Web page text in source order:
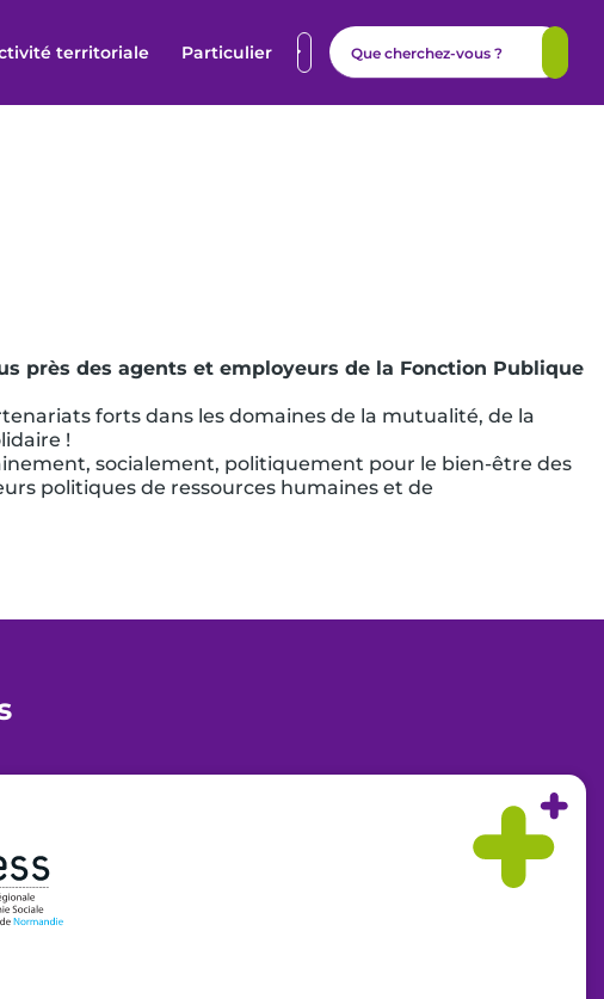
territoriale Particulier
près des agents et employeurs de la Fonction Publique
forts dans les domaines de la mutualité, de la
!
socialement, politiquement pour le bien-être des
politiques de ressources humaines et de